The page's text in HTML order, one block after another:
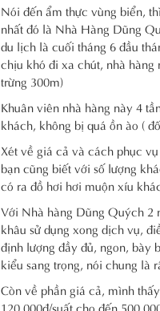
Nói đến ẩm thực vùng biển,
nhất đó là Nhà Hàng Dũng
du lịch là cuối tháng 6 đầu
chịu khó đi xa chút, nhà
trừng 300m)
Khuân viên nhà hàng này 4
khách, không bị quá ồn ào (
Xét về giá cả và cách phục
bạn cũng biết với số lượng
có ra đồ hơi hơi muộn xíu
Với Nhà hàng Dũng Quých 2
khâu sử dụng xong dịch vụ,
định lượng đầy đủ, ngon, bày
kiểu sang trọng, nói chung là
Còn về phần giá cả, mình
120.000đ/suất cho đến